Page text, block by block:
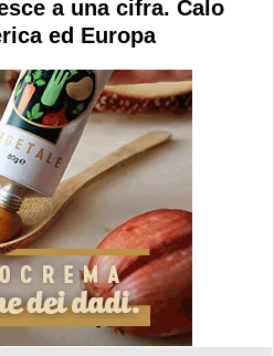
a una cifra. Calo
ed Europa